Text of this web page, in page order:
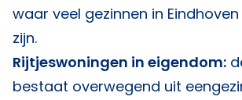
waar veel gezinnen in
zijn.
Rijtjeswoningen in eigendom:
bestaat overwegend uit